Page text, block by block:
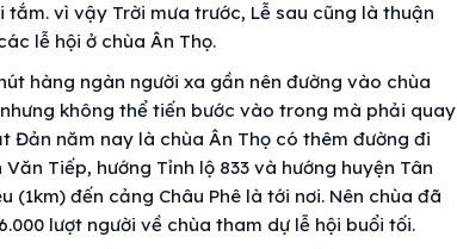
vì vậy Trời mưa trước, Lễ sau cũng là thuận
lễ hội ở chùa Ân Thọ.
hàng ngàn người xa gần nên đường vào chùa
không thể tiến bước vào trong mà phải quay
Đản năm nay là chùa Ân Thọ có thêm đường đi
Tiếp, hướng Tỉnh lộ 833 và hướng huyện Tân
(1km) đến cảng Châu Phê là tới nơi. Nên chùa đã
lượt người về chùa tham dự lễ hội buổi tối.